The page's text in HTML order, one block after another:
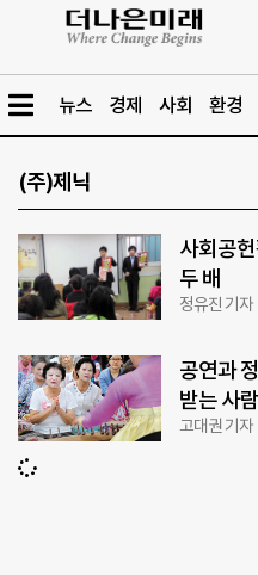
뉴스 경제 사회 환경
(주)제닉
사회공
두 배
정유진 기자
공연과
받는 사
고대권 기자